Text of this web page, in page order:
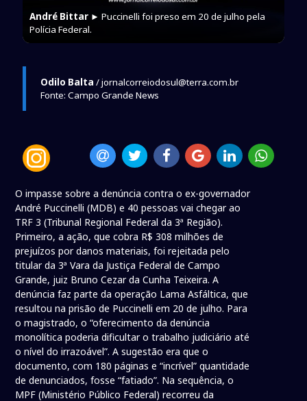
André Bittar► Puccinelli foi preso em 20 de julho pela
Polícia Federal.
Odilo Balta / jornalcorreiodosul@terra.com.br
Fonte: Campo Grande News
O impasse sobre a denúncia contra o ex-governador
André Puccinelli (MDB) e 40 pessoas vai chegar ao
TRF 3 (Tribunal Regional Federal da 3ª Região).
Primeiro, a ação, que cobra R$ 308 milhões de
prejuízos por danos materiais, foi rejeitada pelo
titular da 3ª Vara da Justiça Federal de Campo
Grande, juiz Bruno Cezar da Cunha Teixeira. A
denúncia faz parte da operação Lama Asfáltica, que
resultou na prisão de Puccinelli em 20 de julho. Para
o magistrado, o “oferecimento da denúncia
monolítica poderia dificultar o trabalho judiciário até
o nível do irrazoável”. A sugestão era que o
documento, com 180 páginas e “incrível” quantidade
de denunciados, fosse “fatiado”. Na sequência, o
MPF (Ministério Público Federal) recorreu da